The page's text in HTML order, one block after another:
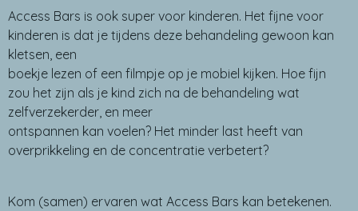
Access Bars is ook super voor kinderen. Het fijne voor
kinderen is dat je tijdens deze behandeling gewoon kan
kletsen, een
boekje lezen of een filmpje op je mobiel kijken. Hoe fijn
zou het zijn als je kind zich na de behandeling wat
zelfverzekerder, en meer
ontspannen kan voelen? Het minder last heeft van
overprikkeling en de concentratie verbetert?
Kom (samen) ervaren wat Access Bars kan betekenen.